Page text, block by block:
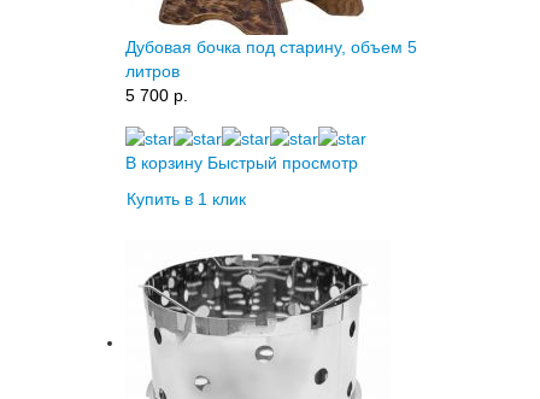
Дубовая бочка под старину, объем 5
литров
5 700 p.
В корзину Быстрый просмотр
Купить в 1 клик